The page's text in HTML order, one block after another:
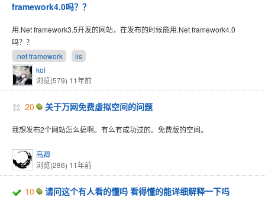
framework4.0吗？？
用.Net framework3.5开发的网站，在发布的时候能用.Net framework4.0
吗？？
.net framework
iis
koi
浏览(579) 11年前
20 关于万网免费虚拟空间的问题
我想发布2个网站怎么搞啊。有么有成功过的。免费版的空间。
高卿
浏览(286) 11年前
10 请问这个有人看的懂吗 看得懂的能详细解释一下吗